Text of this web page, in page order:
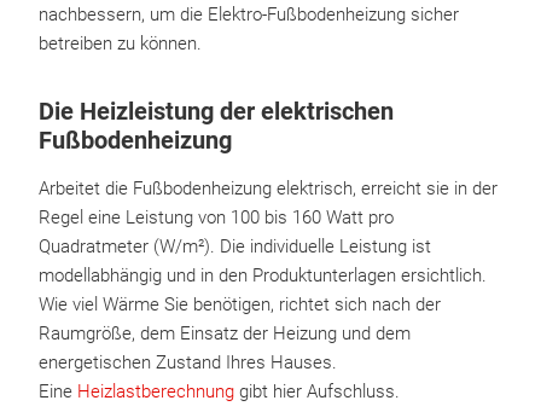
nachbessern, um die Elektro-Fußbodenheizung sicher
betreiben zu können.
Die Heizleistung der elektrischen
Fußbodenheizung
Arbeitet die Fußbodenheizung elektrisch, erreicht sie in der
Regel eine Leistung von 100 bis 160 Watt pro
Quadratmeter (W/m²). Die individuelle Leistung ist
modellabhängig und in den Produktunterlagen ersichtlich.
Wie viel Wärme Sie benötigen, richtet sich nach der
Raumgröße, dem Einsatz der Heizung und dem
energetischen Zustand Ihres Hauses.
Eine Heizlastberechnung gibt hier Aufschluss.